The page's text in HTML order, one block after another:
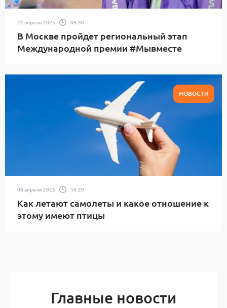
22 апреля 2025 09:30
В Москве пройдет региональный этап
Международной премии #Мывместе
НОВОСТИ
08 апреля 2025 14:20
Как летают самолеты и какое отношение к
этому имеют птицы
Главные новости